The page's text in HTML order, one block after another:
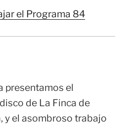
el Programa 84
presentamos el
de La Finca de
y el asombroso trabajo